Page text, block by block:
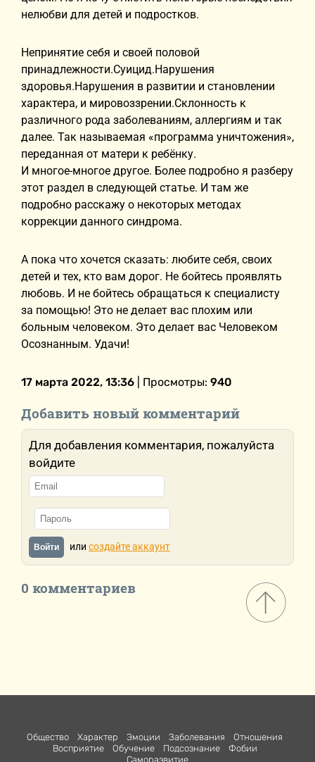
нелюбви для детей и подростков.
Непринятие себя и своей половой
принадлежности.Суицид.Нарушения
здоровья.Нарушения в развитии и становлении
характера, и мировоззрении.Склонность к
различного рода заболеваниям, аллергиям и так
далее. Так называемая «программа уничтожения»,
переданная от матери к ребёнку.
И многое-многое другое. Более подробно я разберу
этот раздел в следующей статье. И там же
подробно расскажу о некоторых методах
коррекции данного синдрома.
А пока что хочется сказать: любите себя, своих
детей и тех, кто вам дорог. Не бойтесь проявлять
любовь. И не бойтесь обращаться к специалисту
за помощью! Это не делает вас плохим или
больным человеком. Это делает вас Человеком
Осознанным. Удачи!
17 марта 2022, 13:36 | Просмотры: 940
Добавить новый комментарий
Для добавления комментария, пожалуйста
войдите
Войти или создайте аккаунт
0 комментариев
Общество Характер Эмоции Заболевания
Отношения
Восприятие
Обучение Подсознание
Фобии
Саморазвитие